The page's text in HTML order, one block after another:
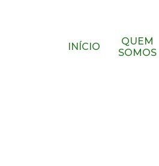
INÍCIO
QUEM
SOMOS